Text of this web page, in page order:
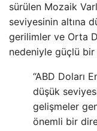
sürülen Mozaik
seviyesinin altına
gerilimler ve Orta
nedeniyle güçlü bir
“ABD Doları
düşük
gelişmeler
önemli bir